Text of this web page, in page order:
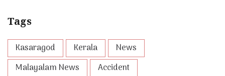
Tags
Kasaragod Kerala
News
Malayalam News
Accident